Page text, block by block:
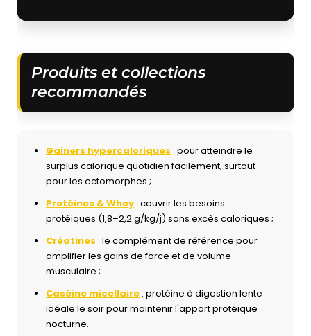
Produits et collections
recommandés
Gainers hypercaloriques : pour atteindre le
surplus calorique quotidien facilement, surtout
pour les ectomorphes ;
Protéines & Whey : couvrir les besoins
protéiques (1,8–2,2 g/kg/j) sans excès caloriques ;
Créatines : le complément de référence pour
amplifier les gains de force et de volume
musculaire ;
Caséine micellaire : protéine à digestion lente
idéale le soir pour maintenir l'apport protéique
nocturne.